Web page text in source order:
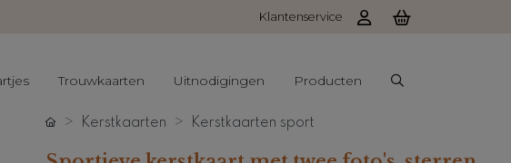
Klantenservice
Trouwkaarten Uitnodigingen Producten
Kerstkaarten Kerstkaarten sport